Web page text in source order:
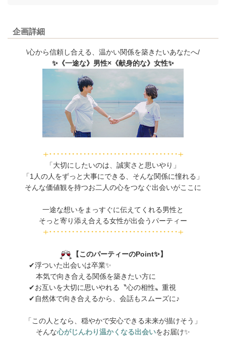
企画詳細
\心から信頼し合える、温かい関係を築きたいあなたへ/
✨️《一途な》男性×《献身的な》女性✨️
「大切にしたいのは、誠実さと思いやり」
「1人の人をずっと大事にできる、そんな関係に憧れる」
そんな価値観を持つお二人の心をつなぐ出会いがここに
一途な想いをまっすぐに伝えてくれる男性と
そっと寄り添え合える女性が出会うパーティー
【このパーティーのPoint✨️】
✔浮ついた出会いは卒業✨️
本気で向き合える関係を築きたい方に
✔お互いを大切に思いやれる〝心の相性〟重視
✔自然体で向き合えるから、会話もスムーズに♪
「この人となら、穏やかで安心できる未来が描けそう」
そんな心がじんわり温かくなる出会いをお届け✨️